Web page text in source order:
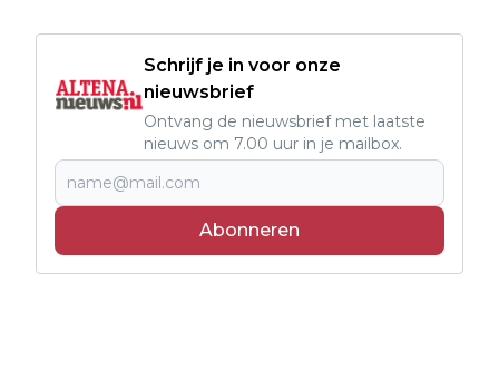
Schrijf je in voor onze
nieuwsbrief
Ontvang de nieuwsbrief met laatste
nieuws om 7.00 uur in je mailbox.
Abonneren